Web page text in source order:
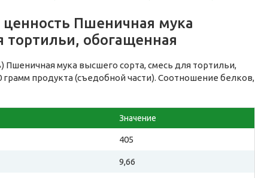
Пшеничная мука
тортильи, обогащенная
Пшеничная мука высшего сорта, смесь для тортильи,
грамм продукта (съедобной части). Соотношение белков,
Значение
405
9,66